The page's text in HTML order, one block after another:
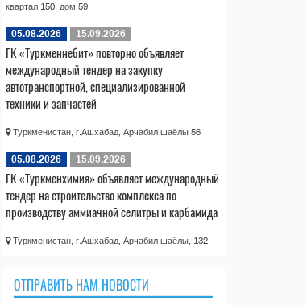
квартал 150, дом 59
05.08.2026 15.09.2026
ГК «Туркменнебит» повторно объявляет
международный тендер на закупку
автотранспортной, специализированной
техники и запчастей
Туркменистан, г.Ашхабад, Арчабил шаёлы 56
05.08.2026 15.09.2026
ГК «Туркменхимия» объявляет международный
тендер на строительство комплекса по
производству аммиачной селитры и карбамида
Туркменистан, г.Ашхабад, Арчабил шаёлы, 132
ОТПРАВИТЬ НАМ НОВОСТИ